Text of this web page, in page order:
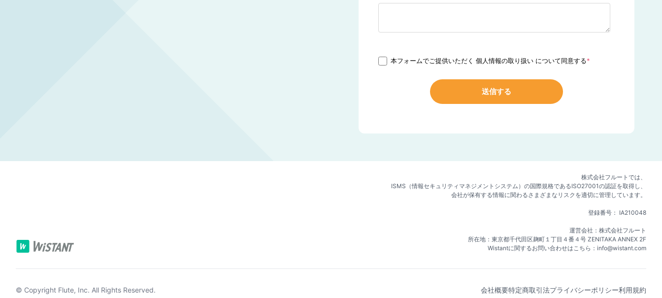
本フォームでご提供いただく 個人情報の取り扱い について同意する*
株式会社フルートでは、
ISMS（情報セキュリティマネジメントシステム）の国際規格であるISO27001の認証を取得し、
会社が保有する情報に関わるさまざまなリスクを適切に管理しています。
登録番号： IA210048
運営会社：株式会社フルート
所在地：東京都千代田区麹町１丁目４番４号 ZENITAKA ANNEX 2F
Wistantに関するお問い合わせはこちら：info@wistant.com
© Copyright Flute, Inc. All Rights Reserved. 会社概要特定商取引法プライバシーポリシー利用規約